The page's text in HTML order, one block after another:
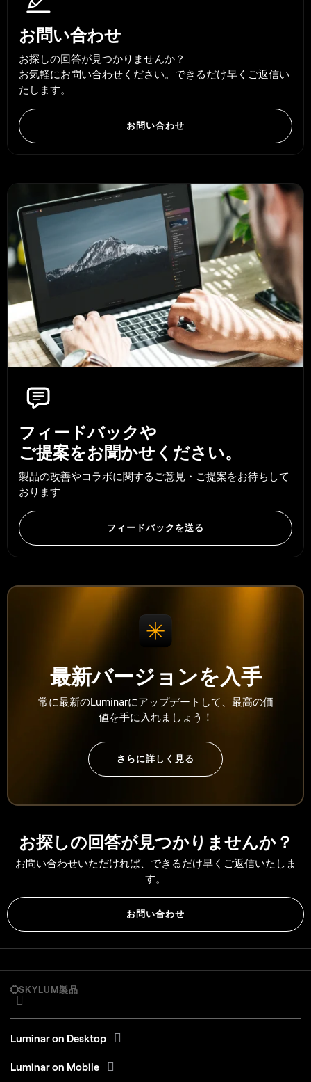
お問い合わせ
お探しの回答が見つかりませんか？
お気軽にお問い合わせください。できるだけ早くご返信い
たします。
お問い合わせ
フィードバックや
ご提案をお聞かせください。
製品の改善やコラボに関するご意見・ご提案をお待ちして
おります
フィードバックを送る
最新バージョンを入手
常に最新のLuminarにアップデートして、最高の価
値を手に入れましょう！
さらに詳しく見る
お探しの回答が見つかりませんか？
お問い合わせいただければ、できるだけ早くご返信いたしま
す。
お問い合わせ
SKYLUM製品
Luminar on Desktop
Luminar on Mobile